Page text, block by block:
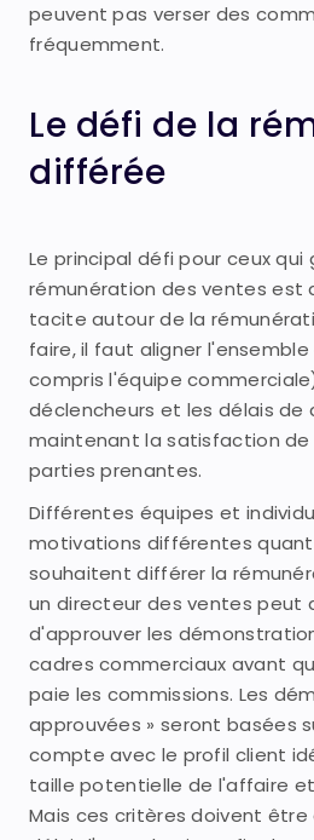
peuvent pas verser des
fréquemment.
Le défi de la
différée
Le principal défi pour ceux qui
rémunération des ventes est
tacite autour de la
faire, il faut aligner
compris l'équipe
déclencheurs et les délais
maintenant la satisfaction de
parties prenantes.
Différentes équipes et
motivations différentes
souhaitent différer la
un directeur des ventes peut
d'approuver les
cadres commerciaux avant
paie les commissions. Les
approuvées » seront basées
compte avec le profil client
taille potentielle de l'affaire
Mais ces critères doivent être